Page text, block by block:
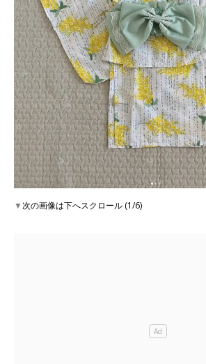
▼次の画像は下へスクロール (1/6)